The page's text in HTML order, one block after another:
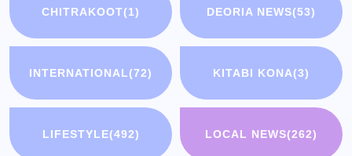
CHITRAKOOT(1) DEORIA NEWS(53)
INTERNATIONAL(72) KITABI KONA(3)
LIFESTYLE(492) LOCAL NEWS(262)